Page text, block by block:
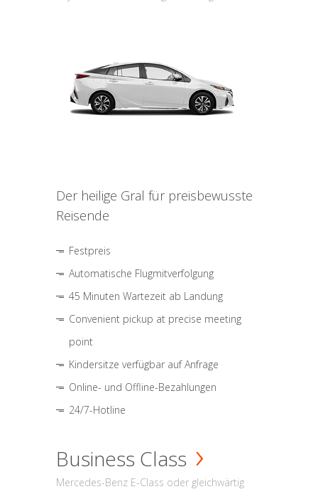
Der heilige Gral für preisbewusste
Reisende
Festpreis
Automatische Flugmitverfolgung
45 Minuten Wartezeit ab Landung
Convenient pickup at precise meeting
point
Kindersitze verfügbar auf Anfrage
Online- und Offline-Bezahlungen
24/7-Hotline
Business Class
Mercedes-Benz E-Class oder gleichwärtig